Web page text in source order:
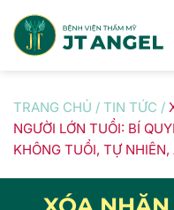
content
TRANG CHỦ / TIN TỨC /
NGƯỜI LỚN TUỔI: BÍ
KHÔNG TUỔI, TỰ